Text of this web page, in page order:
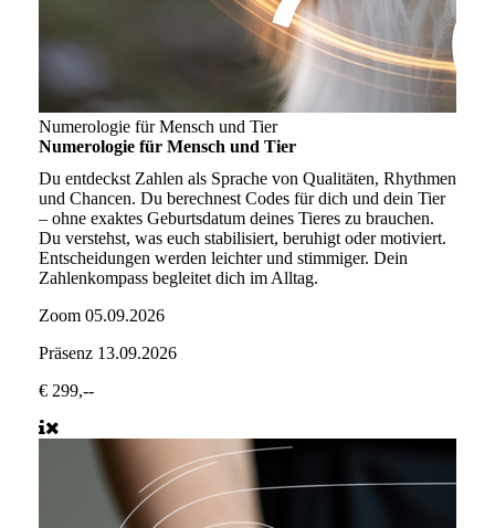
Numerologie für Mensch und Tier
Numerologie für Mensch und Tier
Du entdeckst Zahlen als Sprache von Qualitäten, Rhythmen
und Chancen. Du berechnest Codes für dich und dein Tier
– ohne exaktes Geburtsdatum deines Tieres zu brauchen.
Du verstehst, was euch stabilisiert, beruhigt oder motiviert.
Entscheidungen werden leichter und stimmiger. Dein
Zahlenkompass begleitet dich im Alltag.
Zoom 05.09.2026
Präsenz 13.09.2026
€ 299,--